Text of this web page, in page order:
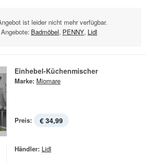
ist leider nicht mehr verfügbar.
Badmöbel, PENNY, Lidl
Einhebel-Küchenmischer
Marke: Miomare
Preis: € 34,99
Händler: Lidl